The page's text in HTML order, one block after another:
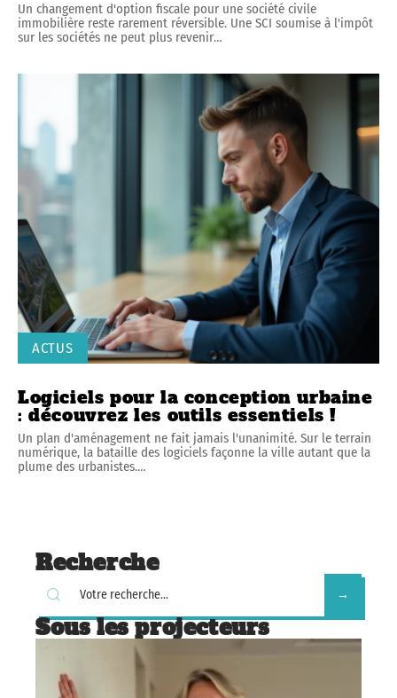
Un changement d'option fiscale pour une société civile
immobilière reste rarement réversible. Une SCI soumise à l'impôt
sur les sociétés ne peut plus revenir…
ACTUS
Logiciels pour la conception urbaine
: découvrez les outils essentiels !
Un plan d'aménagement ne fait jamais l'unanimité. Sur le terrain
numérique, la bataille des logiciels façonne la ville autant que la
plume des urbanistes.…
Recherche
Sous les projecteurs